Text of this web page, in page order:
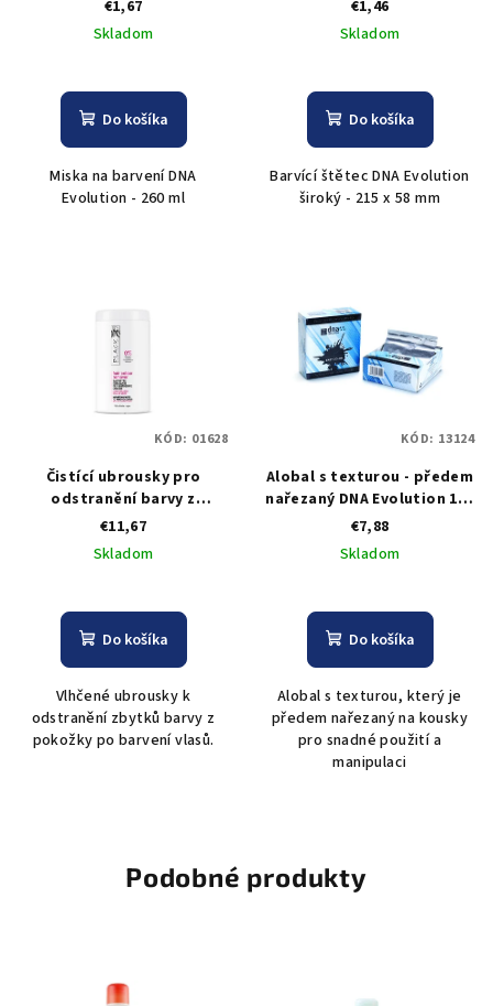
€1,67
Skladom
Do košíka
Miska na barvení DNA
Evolution - 260 ml
€1,46
Skladom
Do košíka
Barvící štětec DNA Evolution
široký - 215 x 58 mm
Čistící ubrousky pro
odstranění barvy z
pokožky Black Hair Color
Remover - 100 ks
€11,67
Skladom
Do košíka
Vlhčené ubrousky k
odstranění zbytků barvy z
pokožky po barvení vlasů.
KÓD: 01628
Alobal s texturou - předem
nařezaný DNA Evolution 125
x 274 mm
€7,88
Skladom
Do košíka
Alobal s texturou, který je
předem nařezaný na kousky
pro snadné použití a
manipulaci
KÓD: 13124
Podobné produkty